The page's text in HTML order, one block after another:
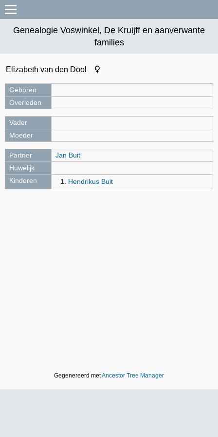
Genealogie Voswinkel, De Kruijff en aanverwante
families
Elizabeth van den Dool
Geboren
Overleden
Vader
Moeder
Partner
Jan Buit
Huwelijk
Kinderen
Hendrikus Buit
Gegenereerd metAncestor Tree Manager